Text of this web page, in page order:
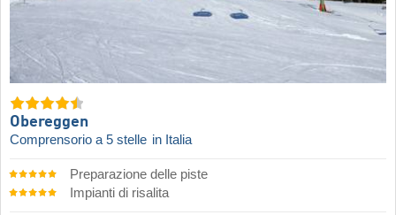
Obereggen
Comprensorio a 5 stelle in Italia
Preparazione delle piste
Impianti di risalita